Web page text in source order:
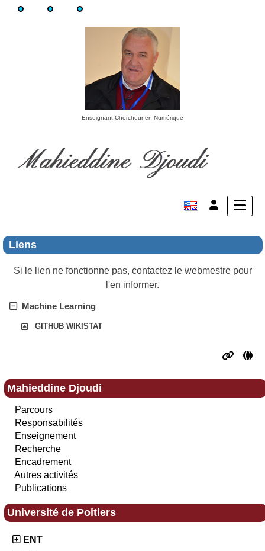
Enseignant Chercheur en Numérique
Mahieddine Djoudi
Parcours
Responsabilités
Enseignement
Recherche
Encadrement
Autres activités
Publications
Université de Poitiers
ENT
Liens
Si le lien ne fonctionne pas, contactez le webmestre pour
l'en informer.
Machine Learning
GITHUB WIKISTAT